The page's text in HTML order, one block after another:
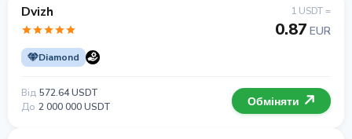
Dvizh
Diamond
1 USDT =
0.87 EUR
Від 572.64 USDT
До 2 000 000 USDT Обміняти